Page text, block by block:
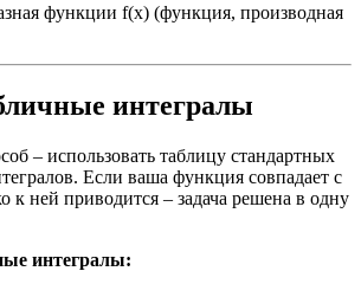
функции f(x) (функция, производная
интегралы
– использовать таблицу стандартных
Если ваша функция совпадает с
к ней приводится – задача решена в одну
интегралы: